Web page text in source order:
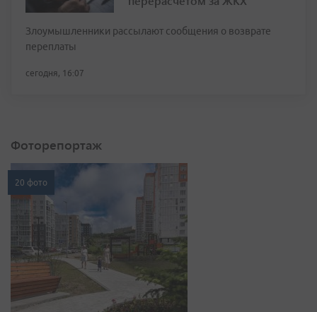
Злоумышленники рассылают сообщения о возврате
переплаты
сегодня, 16:07
Фоторепортаж
20 фото